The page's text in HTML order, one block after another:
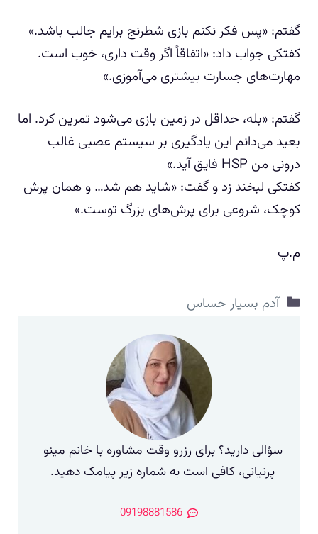
گفتم: «پس فکر نکنم بازی شطرنج برایم جالب باشد.»
کفتکی جواب داد: «اتفاقاً اگر وقت داری، خوب است.
مهارت‌های جسارت بیشتری می‌آموزی.»
گفتم: «بله، حداقل در زمین بازی می‌شود تمرین کرد. اما
بعید می‌دانم این یادگیری بر سیستم عصبی غالب
درونی من HSP فایق آید.»
کفتکی لبخند زد و گفت: «شاید هم شد… و همان پرش
کوچک، شروعی برای پرش‌های بزرگ توست.»
م.پ
دسته‌ها
آدم بسیار حساس
سؤالی دارید؟ برای رزرو وقت مشاوره با خانم مینو
پرنیانی، کافی است به شماره زیر پیامک دهید.
09198881586